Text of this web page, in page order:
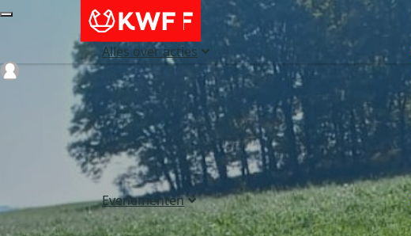
Alles over acties
Evenementen